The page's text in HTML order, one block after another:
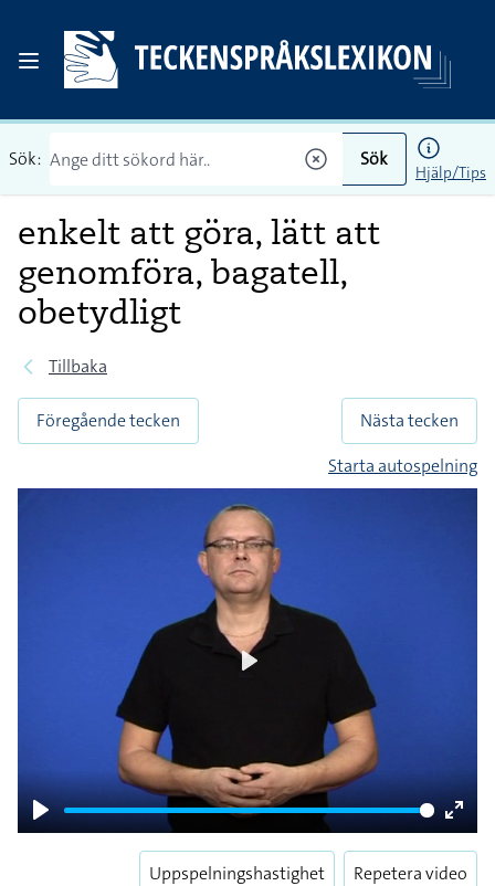
Sök: Sök
Hjälp/Tips
enkelt att göra, lätt att
genomföra, bagatell,
obetydligt
Tillbaka
Föregående tecken
Nästa tecken
Starta autospelning
Play
Enter
Uppspelningshastighet Repetera video